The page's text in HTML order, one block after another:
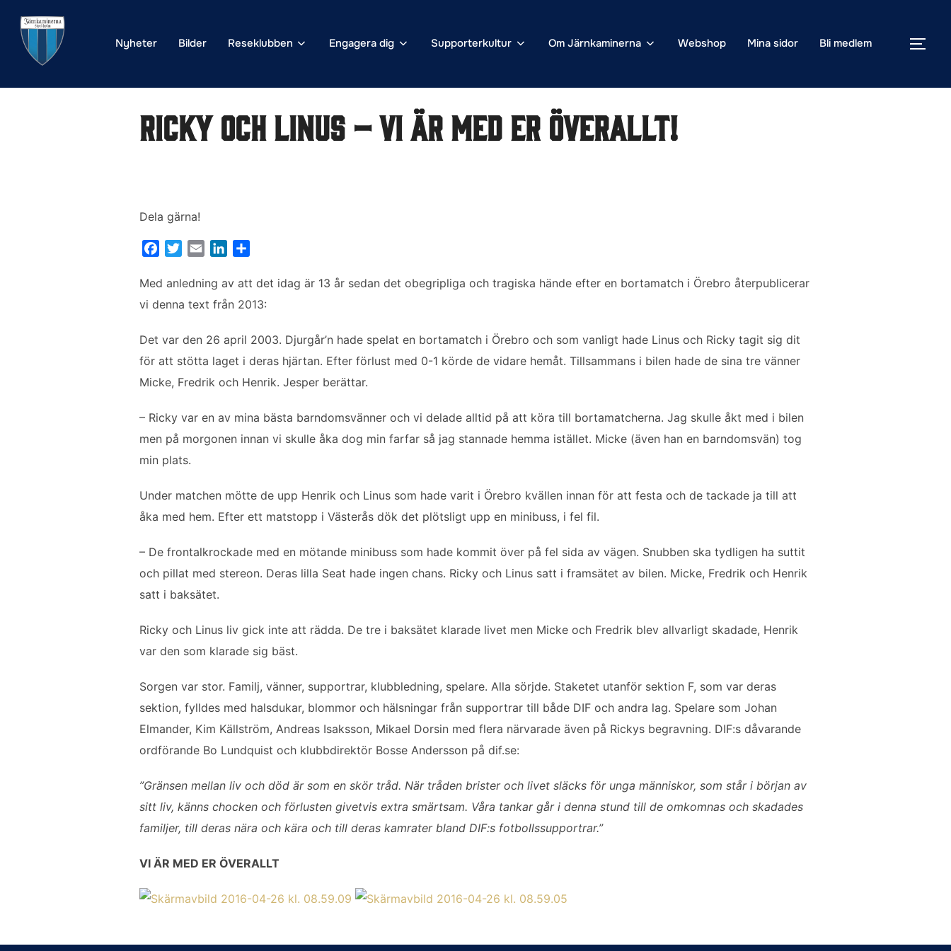
innehåll
Nyheter Bilder Reseklubben Engagera dig Supporterkultur Om Järnkaminerna Webshop Mina sidor Bli medlem SLÅ
Ricky och Linus – vi är med er överallt!
Dela gärna!
c
e
k
i
t
e
a
i
n
k
n
l
a
Med anledning av att det idag är 13 år sedan det obegripliga och tragiska hände efter en bortamatch i Örebro återpublicerar
vi denna text från 2013:
Det var den 26 april 2003. Djurgår’n hade spelat en bortamatch i Örebro och som vanligt hade Linus och Ricky tagit sig dit
för att stötta laget i deras hjärtan. Efter förlust med 0-1 körde de vidare hemåt. Tillsammans i bilen hade de sina tre vänner
Micke, Fredrik och Henrik. Jesper berättar.
– Ricky var en av mina bästa barndomsvänner och vi delade alltid på att köra till bortamatcherna. Jag skulle åkt med i bilen
men på morgonen innan vi skulle åka dog min farfar så jag stannade hemma istället. Micke (även han en barndomsvän) tog
min plats.
Under matchen mötte de upp Henrik och Linus som hade varit i Örebro kvällen innan för att festa och de tackade ja till att
åka med hem. Efter ett matstopp i Västerås dök det plötsligt upp en minibuss, i fel fil.
– De frontalkrockade med en mötande minibuss som hade kommit över på fel sida av vägen. Snubben ska tydligen ha suttit
och pillat med stereon. Deras lilla Seat hade ingen chans. Ricky och Linus satt i framsätet av bilen. Micke, Fredrik och Henrik
satt i baksätet.
Ricky och Linus liv gick inte att rädda. De tre i baksätet klarade livet men Micke och Fredrik blev allvarligt skadade, Henrik
var den som klarade sig bäst.
Sorgen var stor. Familj, vänner, supportrar, klubbledning, spelare. Alla sörjde. Staketet utanför sektion F, som var deras
sektion, fylldes med halsdukar, blommor och hälsningar från supportrar till både DIF och andra lag. Spelare som Johan
Elmander, Kim Källström, Andreas Isaksson, Mikael Dorsin med flera närvarade även på Rickys begravning. DIF:s dåvarande
ordförande Bo Lundquist och klubbdirektör Bosse Andersson på dif.se:
”Gränsen mellan liv och död är som en skör tråd. När tråden brister och livet släcks för unga människor, som står i början av
sitt liv, känns chocken och förlusten givetvis extra smärtsam. Våra tankar går i denna stund till de omkomnas och skadades
familjer, till deras nära och kära och till deras kamrater bland DIF:s fotbollssupportrar.”
VI ÄR MED ER ÖVERALLT